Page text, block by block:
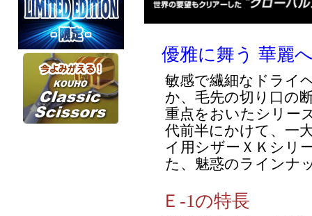
優雅に舞う 華麗
敏感で繊細なドライ
か、毛先の切り口の
重点をおいたシリー
代前半にかけて、一
イ用シザーＸＫシリ
た、魅惑のラインナ
Ｅ-1の特長